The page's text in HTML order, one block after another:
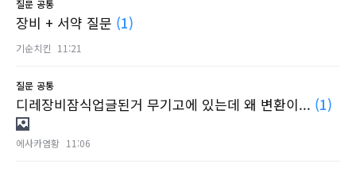
질문 공통
장비 + 서약 질문 (1)
기순치킨 11:21
질문 공통
디레장비잠식업글된거 무기고에 있는데 왜 변환이... (1)
에사카염황 11:06